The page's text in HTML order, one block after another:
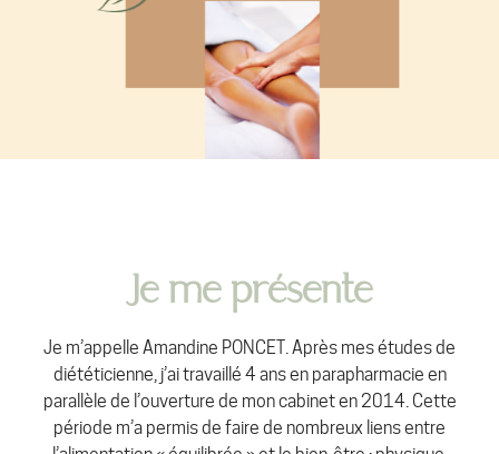
Je me présente
Je m’appelle Amandine PONCET. Après mes études de
diététicienne, j’ai travaillé 4 ans en parapharmacie en
parallèle de l’ouverture de mon cabinet en 2014. Cette
période m’a permis de faire de nombreux liens entre